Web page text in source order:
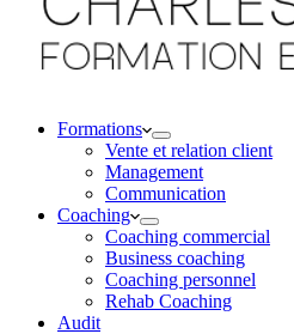
Formations
Vente et relation client
Management
Communication
Coaching
Coaching commercial
Business coaching
Coaching personnel
Rehab Coaching
Audit